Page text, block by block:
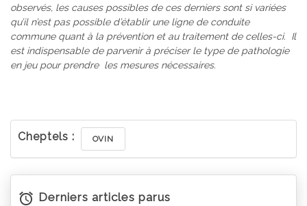
observés, les causes possibles de ces derniers sont si variées
qu’il n’est pas possible d’établir une ligne de conduite
commune quant à la prévention et au traitement de celles-ci.
Il
est indispensable de parvenir à préciser le type de pathologie
en jeu pour prendre les mesures nécessaires.
Cheptels : OVIN
Derniers articles parus